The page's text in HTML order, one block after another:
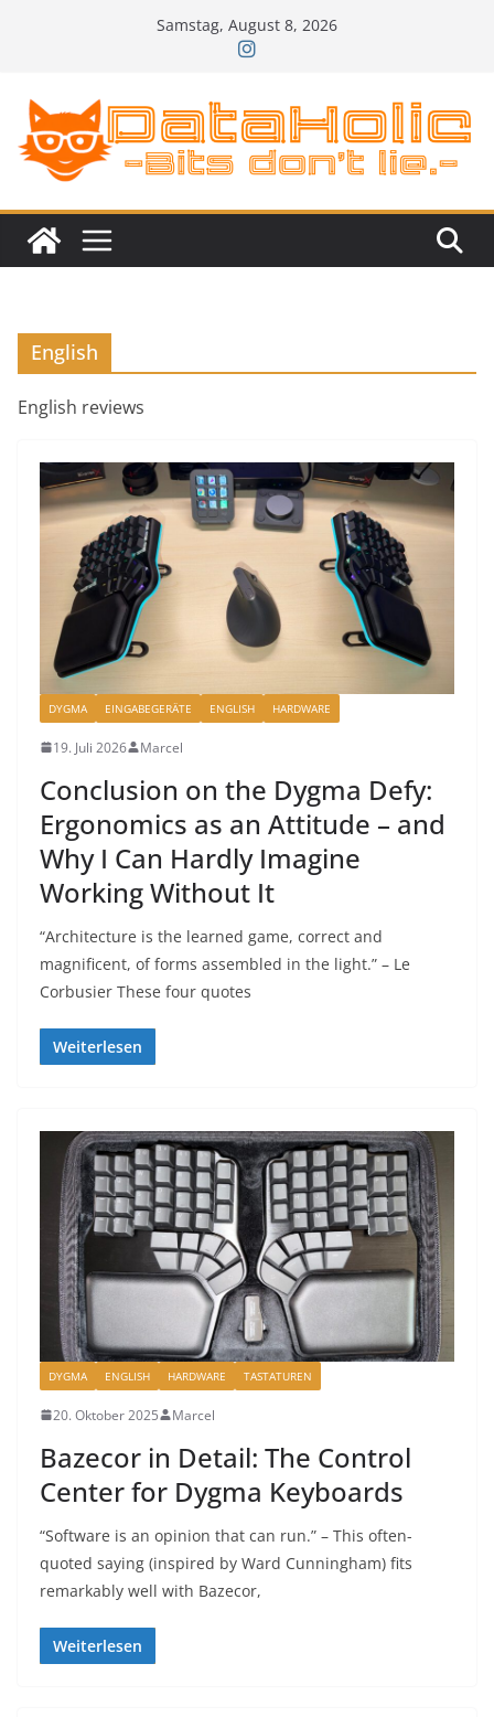
Samstag, August 8, 2026
English
English reviews
DYGMA EINGABEGERÄTE ENGLISH HARDWARE
19. Juli 2026 Marcel
Conclusion on the Dygma Defy:
Ergonomics as an Attitude – and
Why I Can Hardly Imagine
Working Without It
“Architecture is the learned game, correct and
magnificent, of forms assembled in the light.” – Le
Corbusier These four quotes
Weiterlesen
DYGMA ENGLISH HARDWARE TASTATUREN
20. Oktober 2025 Marcel
Bazecor in Detail: The Control
Center for Dygma Keyboards
“Software is an opinion that can run.” – This often-
quoted saying (inspired by Ward Cunningham) fits
remarkably well with Bazecor,
Weiterlesen